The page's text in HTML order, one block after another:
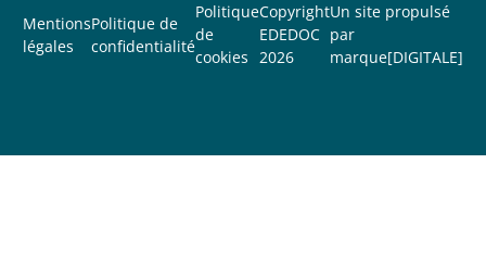
Mentions
légales
Politique de
confidentialité
Politique
de
cookies
Copyright
EDEDOC
2026
Un site propulsé
par
marque[DIGITALE]